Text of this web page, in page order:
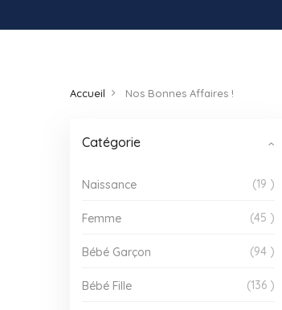
Accueil Nos Bonnes Affaires !
Catégorie
Naissance 19
Femme 45
Bébé Garçon 94
Bébé Fille 136